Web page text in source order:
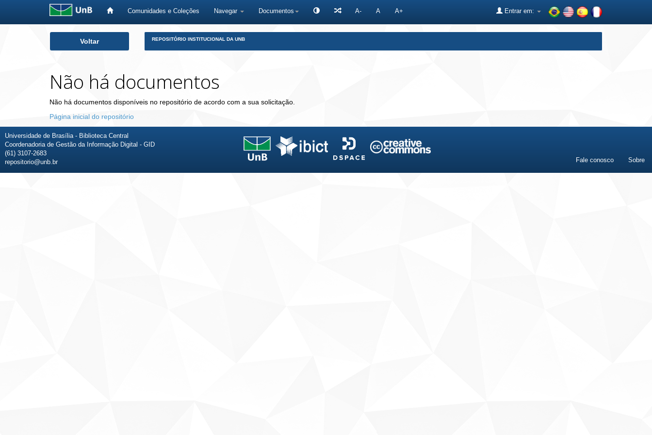
Comunidades e Coleções Navegar Documentos A- A A+ Entrar em:
Voltar REPOSITÓRIO INSTITUCIONAL DA UNB
Não há documentos
Não há documentos disponíveis no repositório de acordo com a sua solicitação.
Página inicial do repositório
Universidade de Brasília - Biblioteca Central
Coordenadoria de Gestão da Informação Digital - GID
(61) 3107-2683
repositorio@unb.br
Fale conosco Sobre